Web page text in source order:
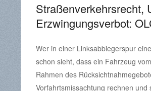
Straßenverkehrsrecht,
Erzwingungsverbot:
04-
22
Wer in einer Linksabbiegerspur
schon sieht, dass ein Fahrzeug
Rahmen des
Vorfahrtsmissachtung rechnen